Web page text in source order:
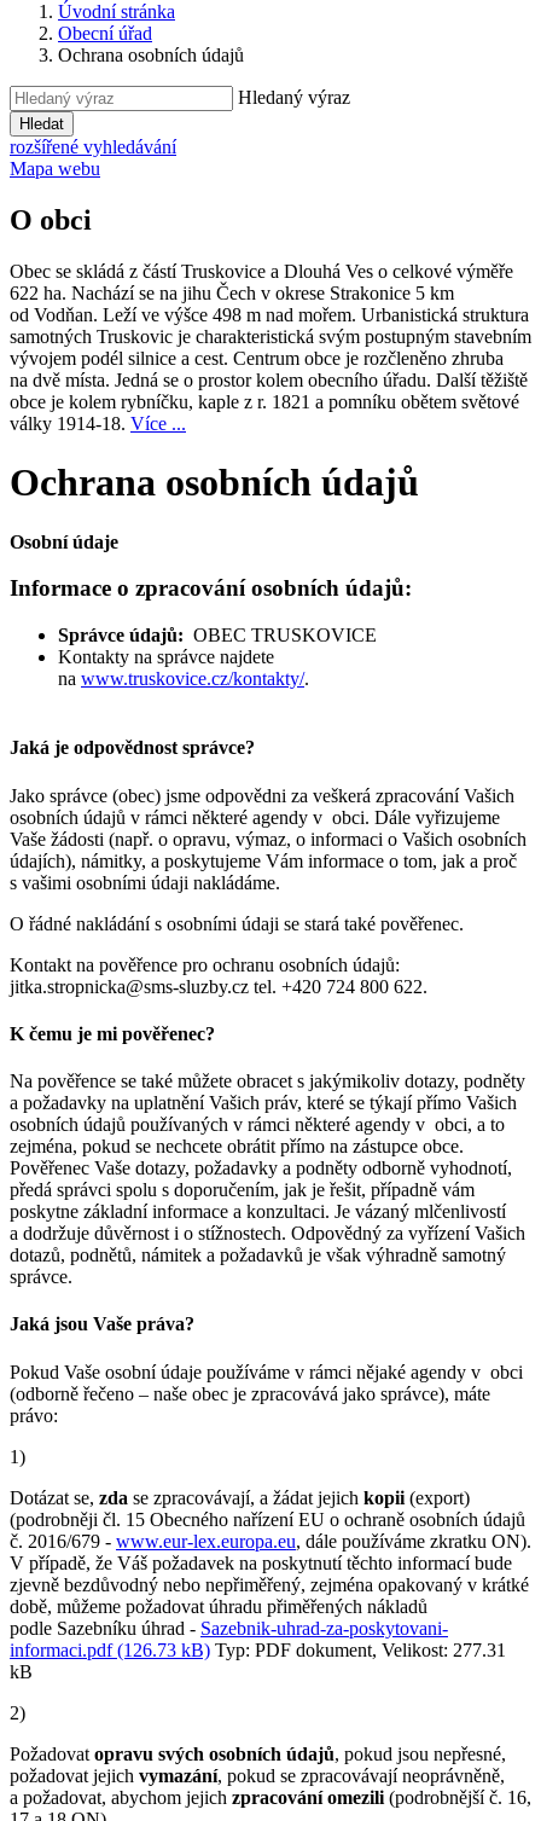
Úvodní stránka
Obecní úřad
Ochrana osobních údajů
Hledaný výraz
Hledat
rozšířené vyhledávání
Mapa webu
O obci
Obec se skládá z částí Truskovice a Dlouhá Ves o celkové výměře
622 ha. Nachází se na jihu Čech v okrese Strakonice 5 km
od Vodňan. Leží ve výšce 498 m nad mořem. Urbanistická struktura
samotných Truskovic je charakteristická svým postupným stavebním
vývojem podél silnice a cest. Centrum obce je rozčleněno zhruba
na dvě místa. Jedná se o prostor kolem obecního úřadu. Další těžiště
obce je kolem rybníčku, kaple z r. 1821 a pomníku obětem světové
války 1914-18. Více ...
Ochrana osobních údajů
Osobní údaje
Informace o zpracování osobních údajů:
Správce údajů: OBEC TRUSKOVICE
Kontakty na správce najdete
na www.truskovice.cz/kontakty/.
Jaká je odpovědnost správce?
Jako správce (obec) jsme odpovědni za veškerá zpracování Vašich
osobních údajů v rámci některé agendy v obci. Dále vyřizujeme
Vaše žádosti (např. o opravu, výmaz, o informaci o Vašich osobních
údajích), námitky, a poskytujeme Vám informace o tom, jak a proč
s vašimi osobními údaji nakládáme.
O řádné nakládání s osobními údaji se stará také pověřenec.
Kontakt na pověřence pro ochranu osobních údajů:
jitka.stropnicka@sms-sluzby.cz tel. +420 724 800 622.
K čemu je mi pověřenec?
Na pověřence se také můžete obracet s jakýmikoliv dotazy, podněty
a požadavky na uplatnění Vašich práv, které se týkají přímo Vašich
osobních údajů používaných v rámci některé agendy v obci, a to
zejména, pokud se nechcete obrátit přímo na zástupce obce.
Pověřenec Vaše dotazy, požadavky a podněty odborně vyhodnotí,
předá správci spolu s doporučením, jak je řešit, případně vám
poskytne základní informace a konzultaci. Je vázaný mlčenlivostí
a dodržuje důvěrnost i o stížnostech. Odpovědný za vyřízení Vašich
dotazů, podnětů, námitek a požadavků je však výhradně samotný
správce.
Jaká jsou Vaše práva?
Pokud Vaše osobní údaje používáme v rámci nějaké agendy v obci
(odborně řečeno – naše obec je zpracovává jako správce), máte
právo:
1)
Dotázat se, zda se zpracovávají, a žádat jejich kopii (export)
(podrobněji čl. 15 Obecného nařízení EU o ochraně osobních údajů
č. 2016/679 - www.eur-lex.europa.eu, dále používáme zkratku ON).
V případě, že Váš požadavek na poskytnutí těchto informací bude
zjevně bezdůvodný nebo nepřiměřený, zejména opakovaný v krátké
době, můžeme požadovat úhradu přiměřených nákladů
podle Sazebníku úhrad - Sazebnik-uhrad-za-poskytovani-
informaci.pdf (126.73 kB) Typ: PDF dokument, Velikost: 277.31
kB
2)
Požadovat opravu svých osobních údajů, pokud jsou nepřesné,
požadovat jejich vymazání, pokud se zpracovávají neoprávněně,
a požadovat, abychom jejich zpracování omezili (podrobnější č. 16,